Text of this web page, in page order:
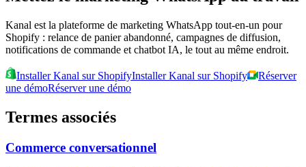
Kanal est la plateforme de marketing WhatsApp tout-en-un pour
Shopify : relance de panier abandonné, campagnes de diffusion,
notifications de commande et chatbot IA, le tout au même endroit.
Installer Kanal sur ShopifyInstaller Kanal sur Shopify
Réserver
une démoRéserver une démo
Termes associés
Commerce conversationnel